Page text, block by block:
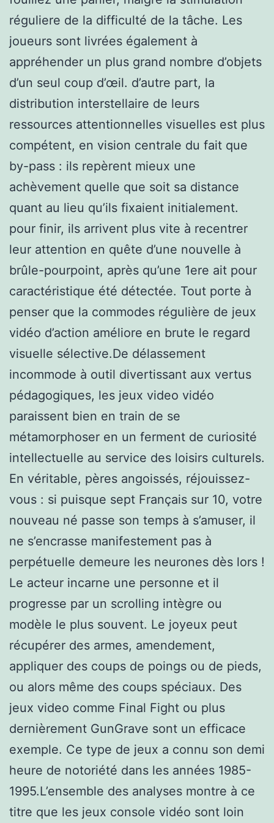
réguliere de la difficulté de la tâche. Les
joueurs sont livrées également à
appréhender un plus grand nombre d’objets
d’un seul coup d’œil. d’autre part, la
distribution interstellaire de leurs
ressources attentionnelles visuelles est plus
compétent, en vision centrale du fait que
by-pass : ils repèrent mieux une
achèvement quelle que soit sa distance
quant au lieu qu’ils fixaient initialement.
pour finir, ils arrivent plus vite à recentrer
leur attention en quête d’une nouvelle à
brûle-pourpoint, après qu’une 1ere ait pour
caractéristique été détectée. Tout porte à
penser que la commodes régulière de jeux
vidéo d’action améliore en brute le regard
visuelle sélective.De délassement
incommode à outil divertissant aux vertus
pédagogiques, les jeux video vidéo
paraissent bien en train de se
métamorphoser en un ferment de curiosité
intellectuelle au service des loisirs culturels.
En véritable, pères angoissés, réjouissez-
vous : si puisque sept Français sur 10, votre
nouveau né passe son temps à s’amuser, il
ne s’encrasse manifestement pas à
perpétuelle demeure les neurones dès lors !
Le acteur incarne une personne et il
progresse par un scrolling intègre ou
modèle le plus souvent. Le joyeux peut
récupérer des armes, amendement,
appliquer des coups de poings ou de pieds,
ou alors même des coups spéciaux. Des
jeux video comme Final Fight ou plus
dernièrement GunGrave sont un efficace
exemple. Ce type de jeux a connu son demi
heure de notoriété dans les années 1985-
1995.L’ensemble des analyses montre à ce
titre que les jeux console vidéo sont loin